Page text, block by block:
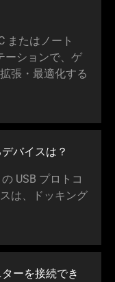
またはノート
ーションで、ゲ
張・最適化する
バイ スは ？
USB プロトコ
は、ドッキング
ーを接続でき